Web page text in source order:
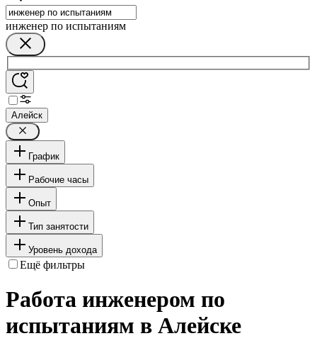
инженер по испытаниям
Алейск
График
Рабочие часы
Опыт
Тип занятости
Уровень дохода
Ещё фильтры
Работа инженером по
испытаниям в Алейске